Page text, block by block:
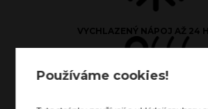
Používáme cookies!
VYCHLAZENÝ NÁPOJ AŽ 24